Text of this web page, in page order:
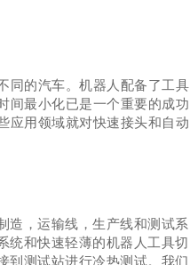
同的汽车。机器人配备了工具
间最小化已是一个重要的成功
应用领域就对快速接头和自动
造，运输线，生产线和测试系
统和快速轻薄的机器人工具切
到测试站进行冷热测试。我们